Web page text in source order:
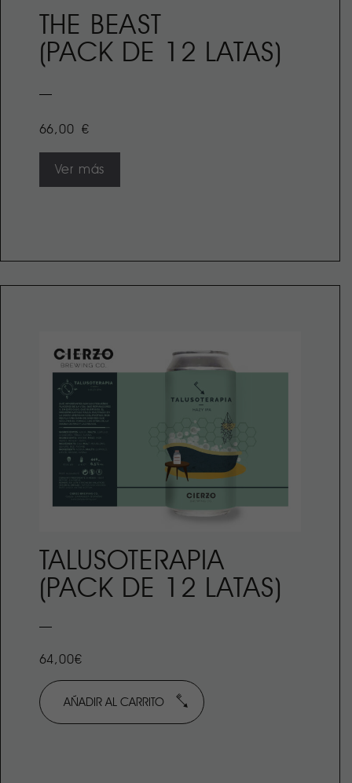
THE BEAST
(PACK DE 12 LATAS)
66,00€
Ver más
TALUSOTERAPIA
(PACK DE 12 LATAS)
64,00€
AÑADIR AL CARRITO